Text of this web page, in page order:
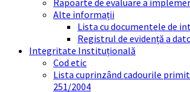
Rapoarte de evaluare a
Alte informații
Lista cu documentele de
Registrul de evidență a
Integritate Instituțională
Cod etic
Lista cuprinzând cadourile
251/2004